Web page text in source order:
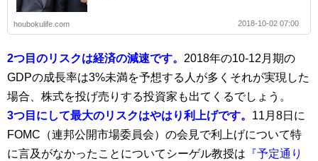
houbokulife.com 2018-10-02 07:00
2つ目のリスクは経済の減速です。 2018年の10-12月期の
GDPの成長率は3%未満を予想する人が多くそれが実現した
場合、株式を投げ売りする投資家も出てくるでしょう。
3つ目にして最大のリスクはやはり利上げです。 11月8日に
FOMC（連邦公開市場委員会）の会見で利上げについて特
に言及がなかったことについてシーゲル教授は 『予定通り